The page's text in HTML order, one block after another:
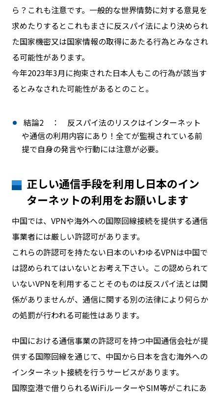
ら？これも注意です。一般的な世界情勢に対する意見を
求めたりするとこれもまさに反スパイ法により決められ
た国家機密又は国家情報の取得にあたる行為とみなされ
る可能性があります。
今年2023年3月に拘束された日本人もこの行為が該当す
るとみなされた可能性があるとのこと。
結論2 ： 反スパイ法のリスクはインターネット
や通信の利用内容にあり！全てが監視されている前
提で自身の発言や行動には注意が必要。
正しい通信手段を利用し日本のイン
ターネットの利用をお願いします
中国では、VPNや海外への国際回線接続を提供する通信
事業者には厳しい許認可があります。
これらの許認可を持たない日本のいわゆるVPNは中国で
は認められてはいないとお考え下さい。この認められて
いないVPNを利用することそのものは反スパイ法とは関
係がありませんが、通信に関する別の法律により何らか
の処罰が行われる可能性はあります。
中国における通信事業の許認可を持つ中国通信会社が提
供する国際回線を通じて、中国から日本を含む海外への
インターネット接続を行うサービスがあります。
国際空港で借りられるWiFiルーターやSIM等がこれにあ